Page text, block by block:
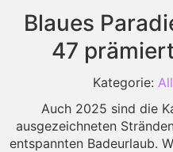
Blaues
47
Kategorie:
Auch 2025 sind die
ausgezeichneten
entspannten Badeurlaub.